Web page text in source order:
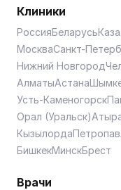
Клиники
РоссияБеларусь
МоскваСанкт-
Нижний Новгород
АлматыАстана
Усть-Каменогорск
Орал (Уральск)
Кызылорда
БишкекМинскБрест
Врачи